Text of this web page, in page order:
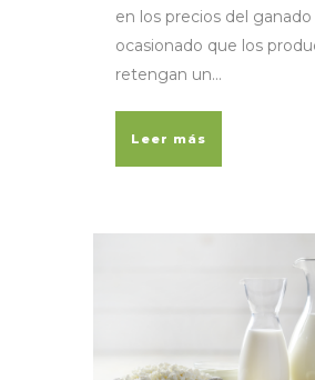
en los precios del ganado
ocasionado que los
retengan un...
Leer más